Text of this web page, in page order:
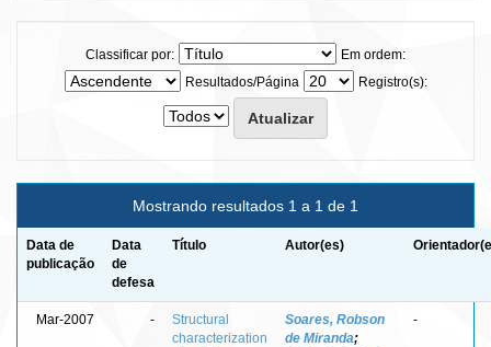
Classificar por:
Em ordem:
Resultados/Página
Registro(s):
Mostrando resultados 1 a 1 de 1
Data de
publicação
Data
de
defesa
Título Autor(es)
Mar-2007 -
Structural
characterization
Soares, Robson
de Miranda;
-